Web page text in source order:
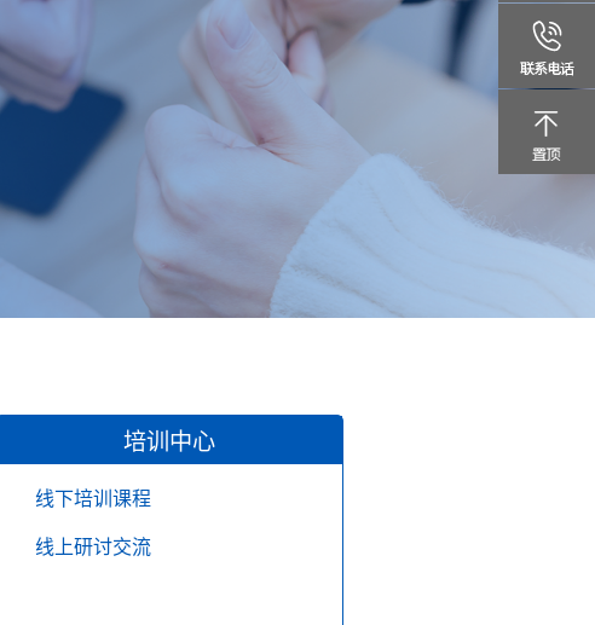
培训中心
线下培训课程
线上研讨交流